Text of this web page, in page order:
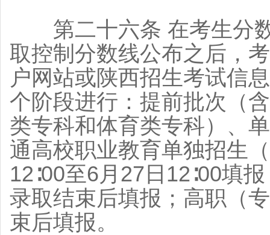
第二十六条 在考生分数
取控制分数线公布之后，
户网站或陕西招生考试信
个阶段进行：提前批次（
类专科和体育类专科）、
通高校职业教育单独招生
12∶00至6月27日12∶00填
录取结束后填报；高职（
束后填报。